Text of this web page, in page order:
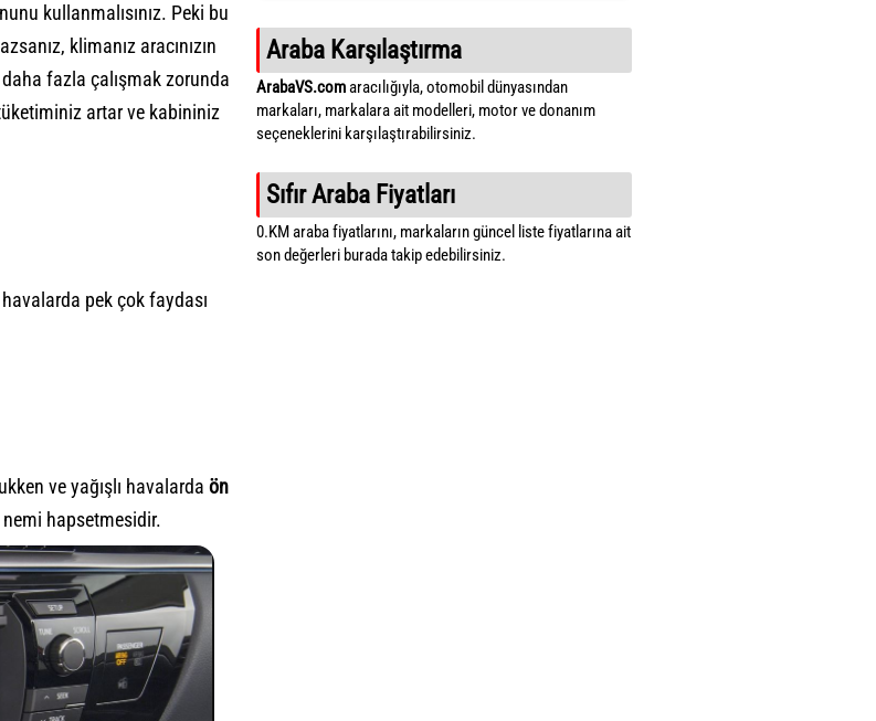
kullanmalısınız. Peki bu
klimanız aracınızın
fazla çalışmak zorunda
artar ve kabininiz
pek çok faydası
ve yağışlı havalarda ön
hapsetmesidir.
Araba Karşılaştırma
ArabaVS.comaracılığıyla, otomobil dünyasından
markaları, markalara ait modelleri, motor ve donanım
seçeneklerini karşılaştırabilirsiniz.
Sıfır Araba Fiyatları
0.KM araba fiyatlarını, markaların güncel liste fiyatlarına ait
son değerleri burada takip edebilirsiniz.